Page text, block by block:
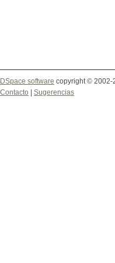
DSpace software copyright © 2002-
Contacto
Sugerencias